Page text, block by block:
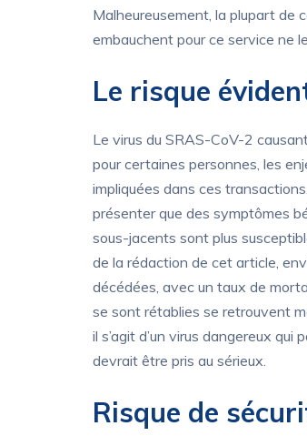
Malheureusement, la plupart de
embauchent pour ce service ne
Le risque
Le virus du SRAS-CoV-2
pour certaines personnes, les
impliquées dans ces
présenter que des symptômes
sous-jacents sont plus
de la rédaction de cet article,
décédées, avec un taux de
se sont rétablies se retrouvent
il s’agit d’un virus dangereux
devrait être pris au sérieux.
Risque de